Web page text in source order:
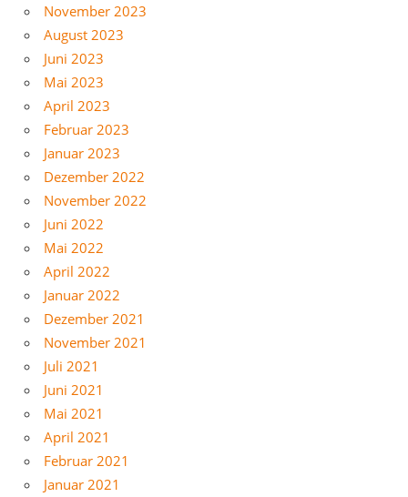
November 2023
August 2023
Juni 2023
Mai 2023
April 2023
Februar 2023
Januar 2023
Dezember 2022
November 2022
Juni 2022
Mai 2022
April 2022
Januar 2022
Dezember 2021
November 2021
Juli 2021
Juni 2021
Mai 2021
April 2021
Februar 2021
Januar 2021